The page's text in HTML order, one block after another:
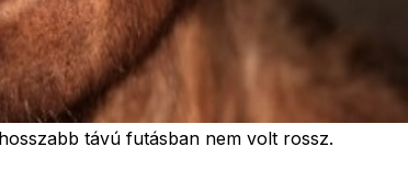
távú futásban nem volt rossz.